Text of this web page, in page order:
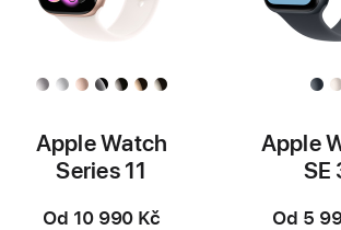
Apple Watch
Series 11
Od 10 990 Kč
Apple
SE
Od 5